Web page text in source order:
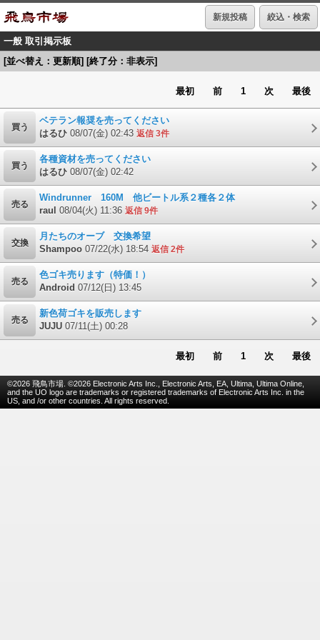
絞込・検索
新規投稿
一般 取引掲示板
[並べ替え：更新順] [終了分：非表示]
最初 前 1 次 最後
買う
ベテラン報奨を売ってください
はるひ 08/07(金) 02:43 返信 3件
買う
各種資材を売ってください
はるひ 08/07(金) 02:42
売る
Windrunner 160M 他ビートル系２種各２体
raul 08/04(火) 11:36 返信 9件
交換
月たちのオーブ 交換希望
Shampoo 07/22(水) 18:54 返信 2件
売る
色ゴキ売ります（特価！）
Android 07/12(日) 13:45
売る
新色荷ゴキを販売します
JUJU 07/11(土) 00:28
最初 前 1 次 最後
©2026 飛鳥市場. ©2026 Electronic Arts Inc., Electronic Arts, EA, Ultima, Ultima Online,
and the UO logo are trademarks or registered trademarks of Electronic Arts Inc. in the
US, and /or other countries. All rights reserved.